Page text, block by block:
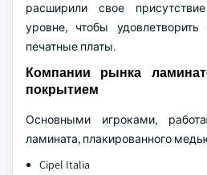
расширили свое
уровне, чтобы
печатные платы.
Компании рынка
покрытием
Основными игроками,
ламината, плакированного
Cipel Italia